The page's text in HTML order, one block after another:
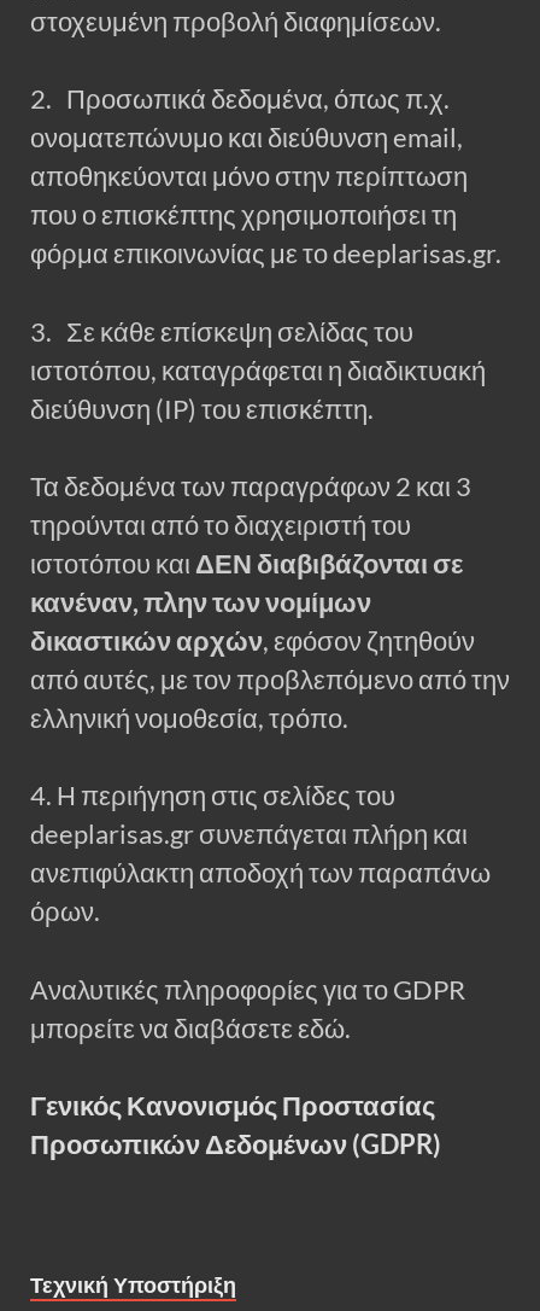
στοχευμένη προβολή διαφημίσεων.
2. Προσωπικά δεδομένα, όπως π.χ.
ονοματεπώνυμο και διεύθυνση email,
αποθηκεύονται μόνο στην περίπτωση
που ο επισκέπτης χρησιμοποιήσει τη
φόρμα επικοινωνίας με το deeplarisas.gr.
3. Σε κάθε επίσκεψη σελίδας του
ιστοτόπου, καταγράφεται η διαδικτυακή
διεύθυνση (IP) του επισκέπτη.
Τα δεδομένα των παραγράφων 2 και 3
τηρούνται από το διαχειριστή του
ιστοτόπου και ΔΕΝ διαβιβάζονται σε
κανέναν, πλην των νομίμων
δικαστικών αρχών, εφόσον ζητηθούν
από αυτές, με τον προβλεπόμενο από την
ελληνική νομοθεσία, τρόπο.
4. Η περιήγηση στις σελίδες του
deeplarisas.gr συνεπάγεται πλήρη και
ανεπιφύλακτη αποδοχή των παραπάνω
όρων.
Αναλυτικές πληροφορίες για το GDPR
μπορείτε να διαβάσετε εδώ.
Γενικός Κανονισμός Προστασίας
Προσωπικών Δεδομένων (GDPR)
Τεχνική Υποστήριξη